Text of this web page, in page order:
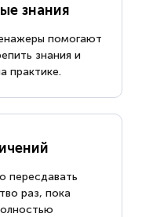
знания
помогают
знания и
практике.
пересдавать
раз, пока